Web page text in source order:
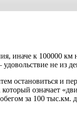
иначе к 100000 км
удовольствие не из
остановиться и
означает
за 100 тыс.км.